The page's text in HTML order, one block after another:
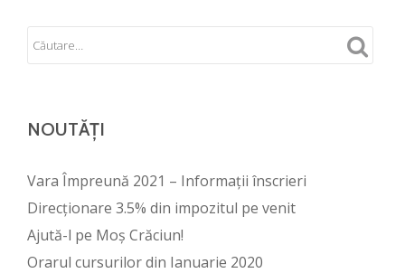
NOUTĂȚI
Vara Împreună 2021 – Informații înscrieri
Direcționare 3.5% din impozitul pe venit
Ajută-l pe Moș Crăciun!
Orarul cursurilor din Ianuarie 2020